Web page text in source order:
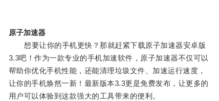
原子加速器
想要让你的手机更快？那就赶紧下载原子加速器安卓版
3.3吧！作为一款专业的手机加速软件，原子加速器不仅可以
帮助你优化手机性能，还能清理垃圾文件、加速运行速度，
让你的手机焕然一新！最新版本3.3更是免费发布，让更多的
用户可以体验到这款强大的工具带来的便利。